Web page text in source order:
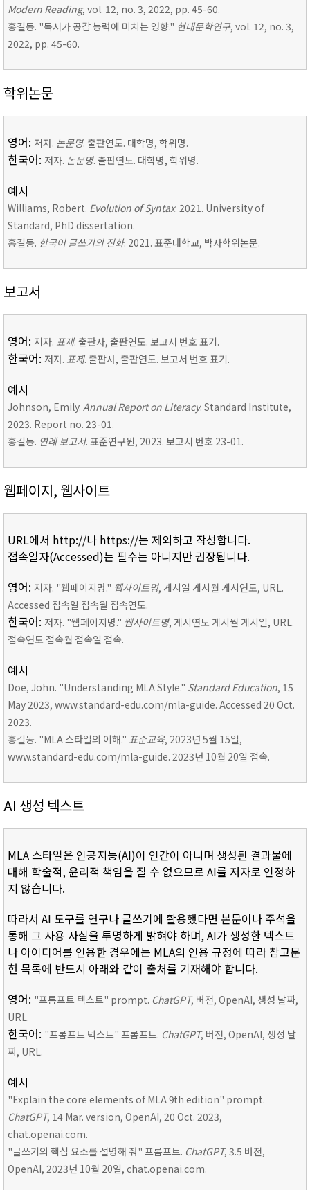
Modern Reading, vol. 12, no. 3, 2022, pp. 45-60.
홍길동. "독서가 공감 능력에 미치는 영향." 현대문학연구, vol. 12, no. 3,
2022, pp. 45-60.
학위논문
영어: 저자. 논문명. 출판연도. 대학명, 학위명.
한국어: 저자. 논문명. 출판연도. 대학명, 학위명.
예시
Williams, Robert. Evolution of Syntax. 2021. University of
Standard, PhD dissertation.
홍길동. 한국어 글쓰기의 진화. 2021. 표준대학교, 박사학위논문.
보고서
영어: 저자. 표제. 출판사, 출판연도. 보고서 번호 표기.
한국어: 저자. 표제. 출판사, 출판연도. 보고서 번호 표기.
예시
Johnson, Emily. Annual Report on Literacy. Standard Institute,
2023. Report no. 23-01.
홍길동. 연례 보고서. 표준연구원, 2023. 보고서 번호 23-01.
웹페이지, 웹사이트
URL에서 http://나 https://는 제외하고 작성합니다.
접속일자(Accessed)는 필수는 아니지만 권장됩니다.
영어: 저자. "웹페이지명." 웹사이트명, 게시일 게시월 게시연도, URL.
Accessed 접속일 접속월 접속연도.
한국어: 저자. "웹페이지명." 웹사이트명, 게시연도 게시월 게시일, URL.
접속연도 접속월 접속일 접속.
예시
Doe, John. "Understanding MLA Style." Standard Education, 15
May 2023, www.standard-edu.com/mla-guide. Accessed 20 Oct.
2023.
홍길동. "MLA 스타일의 이해." 표준교육, 2023년 5월 15일,
www.standard-edu.com/mla-guide. 2023년 10월 20일 접속.
AI 생성 텍스트
MLA 스타일은 인공지능(AI)이 인간이 아니며 생성된 결과물에
대해 학술적, 윤리적 책임을 질 수 없으므로 AI를 저자로 인정하
지 않습니다.
따라서 AI 도구를 연구나 글쓰기에 활용했다면 본문이나 주석을
통해 그 사용 사실을 투명하게 밝혀야 하며, AI가 생성한 텍스트
나 아이디어를 인용한 경우에는 MLA의 인용 규정에 따라 참고문
헌 목록에 반드시 아래와 같이 출처를 기재해야 합니다.
영어: "프롬프트 텍스트" prompt. ChatGPT, 버전, OpenAI, 생성 날짜,
URL.
한국어: "프롬프트 텍스트" 프롬프트. ChatGPT, 버전, OpenAI, 생성 날
짜, URL.
예시
"Explain the core elements of MLA 9th edition" prompt.
ChatGPT, 14 Mar. version, OpenAI, 20 Oct. 2023,
chat.openai.com.
"글쓰기의 핵심 요소를 설명해 줘" 프롬프트. ChatGPT, 3.5 버전,
OpenAI, 2023년 10월 20일, chat.openai.com.